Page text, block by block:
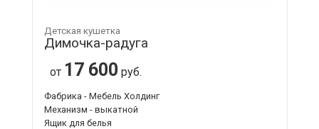
Детская кушетка
Димочка-радуга
от 17 600 руб.
Фабрика - Мебель Холдинг
Механизм - выкатной
Ящик для белья